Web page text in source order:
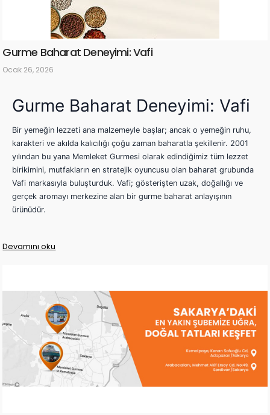
Gurme Baharat Deneyimi: Vafi
Ocak 26, 2026
Gurme Baharat Deneyimi: Vafi
Bir yemeğin lezzeti ana malzemeyle başlar; ancak o yemeğin ruhu,
karakteri ve akılda kalıcılığı çoğu zaman baharatla şekillenir. 2001
yılından bu yana Memleket Gurmesi olarak edindiğimiz tüm lezzet
birikimini, mutfakların en stratejik oyuncusu olan baharat grubunda
Vafi markasıyla buluşturduk. Vafi; gösterişten uzak, doğallığı ve
gerçek aromayı merkezine alan bir gurme baharat anlayışının
ürünüdür.
Devamını oku